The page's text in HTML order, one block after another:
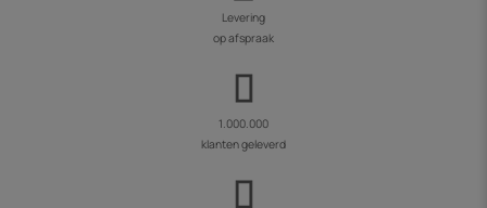
Levering
op afspraak
1.000.000
klanten geleverd